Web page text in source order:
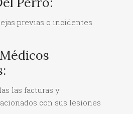
previas o incidentes
las facturas y
con sus lesiones